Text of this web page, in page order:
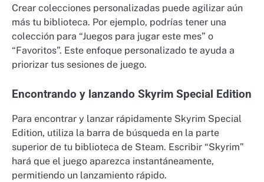
Crear colecciones personalizadas puede agilizar aún
más tu biblioteca. Por ejemplo, podrías tener una
colección para “Juegos para jugar este mes” o
“Favoritos”. Este enfoque personalizado te ayuda a
priorizar tus sesiones de juego.
Encontrando y lanzando Skyrim Special Edition
Para encontrar y lanzar rápidamente Skyrim Special
Edition, utiliza la barra de búsqueda en la parte
superior de tu biblioteca de Steam. Escribir “Skyrim”
hará que el juego aparezca instantáneamente,
permitiendo un lanzamiento rápido.